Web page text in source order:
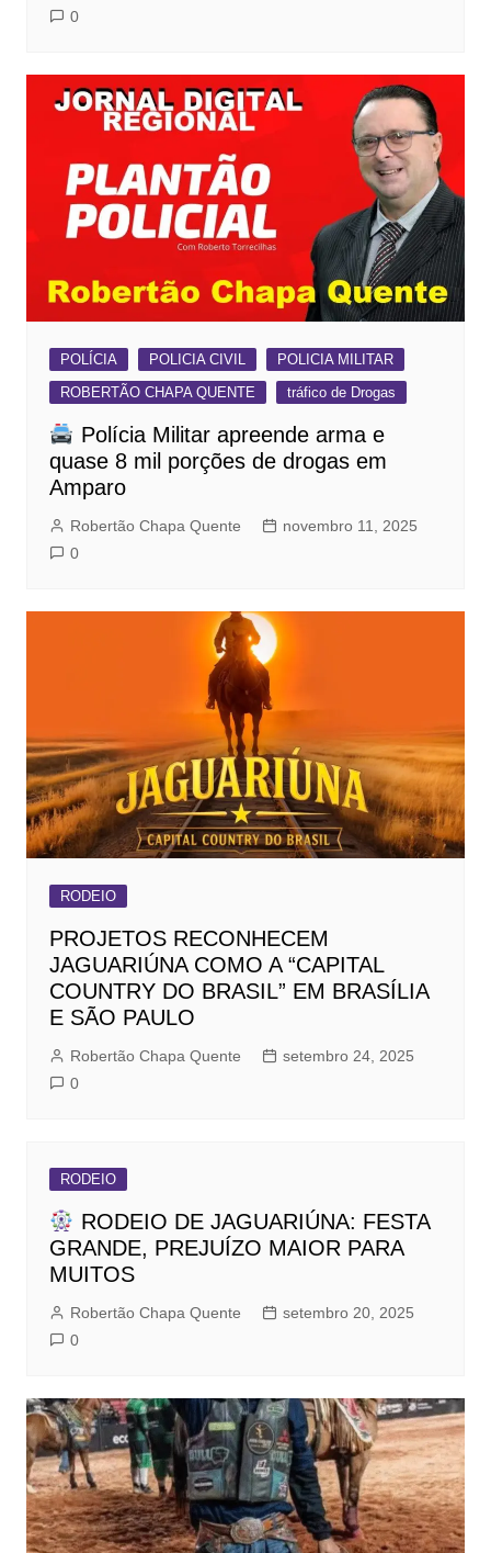
0
POLÍCIA POLICIA CIVIL
POLICIA MILITAR
ROBERTÃO CHAPA QUENTE
tráfico de Drogas
Polícia Militar apreende arma e
quase 8 mil porções de drogas em
Amparo
Robertão Chapa Quente
novembro 11, 2025
0
RODEIO
PROJETOS RECONHECEM
JAGUARIÚNA COMO A “CAPITAL
COUNTRY DO BRASIL” EM BRASÍLIA
E SÃO PAULO
Robertão Chapa Quente
setembro 24, 2025
0
RODEIO
RODEIO DE JAGUARIÚNA: FESTA
GRANDE, PREJUÍZO MAIOR PARA
MUITOS
Robertão Chapa Quente
setembro 20, 2025
0